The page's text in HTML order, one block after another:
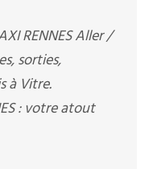
RENNES Aller /
sorties,
à Vitre.
: votre atout